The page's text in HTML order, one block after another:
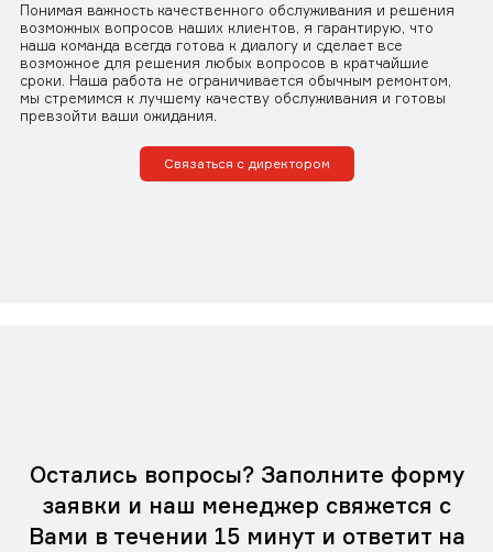
Понимая важность качественного обслуживания и решения
возможных вопросов наших клиентов, я гарантирую, что
наша команда всегда готова к диалогу и сделает все
возможное для решения любых вопросов в кратчайшие
сроки. Наша работа не ограничивается обычным ремонтом,
мы стремимся к лучшему качеству обслуживания и готовы
превзойти ваши ожидания.
Связаться с директором
Остались вопросы? Заполните форму
заявки и наш менеджер свяжется с
Вами в течении 15 минут и ответит на